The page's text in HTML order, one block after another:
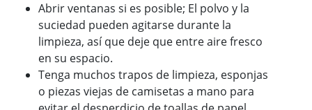
Abrir ventanas si es posible; El polvo y la
suciedad pueden agitarse durante la
limpieza, así que deje que entre aire fresco
en su espacio.
Tenga muchos trapos de limpieza, esponjas
o piezas viejas de camisetas a mano para